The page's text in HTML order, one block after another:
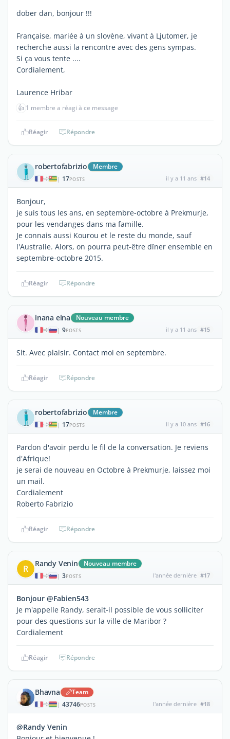
dober dan, bonjour !!!
Française, mariée à un slovène, vivant à Ljutomer, je
recherche aussi la rencontre avec des gens sympas.
Si ça vous tente ....
Cordialement,
Laurence Hribar
👍 1 membre a réagi à ce message
Réagir Répondre
robertofabrizio Membre
| 17POSTS il y a 11 ans #14
Bonjour,
je suis tous les ans, en septembre-octobre à Prekmurje,
pour les vendanges dans ma famille.
Je connais aussi Kourou et le reste du monde, sauf
l'Australie. Alors, on pourra peut-être dîner ensemble en
septembre-octobre 2015.
Réagir Répondre
inana elna Nouveau membre
| 9POSTS il y a 11 ans #15
Slt. Avec plaisir. Contact moi en septembre.
Réagir Répondre
robertofabrizio Membre
| 17POSTS il y a 10 ans #16
Pardon d'avoir perdu le fil de la conversation. Je reviens
d'Afrique!
je serai de nouveau en Octobre à Prekmurje, laissez moi
un mail.
Cordialement
Roberto Fabrizio
Réagir Répondre
R Randy Venin Nouveau membre
| 3POSTS l'année dernière #17
Bonjour @Fabien543
Je m'appelle Randy, serait-il possible de vous solliciter
pour des questions sur la ville de Maribor ?
Cordialement
Réagir Répondre
Bhavna Team
| 43746POSTS l'année dernière #18
@Randy Venin